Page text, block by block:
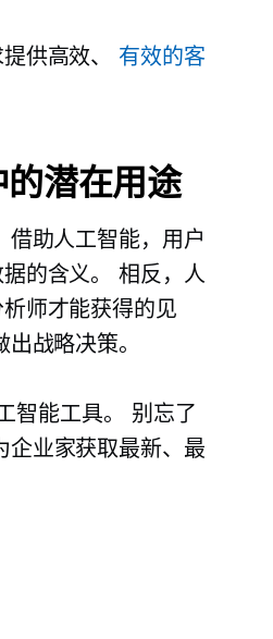
供高效、 有效的客
潜在用途
借助人工智能，用户
的含义。 相反，人
师才能获得的见
战略决策。
智能工具。 别忘了
企业家获取最新、最